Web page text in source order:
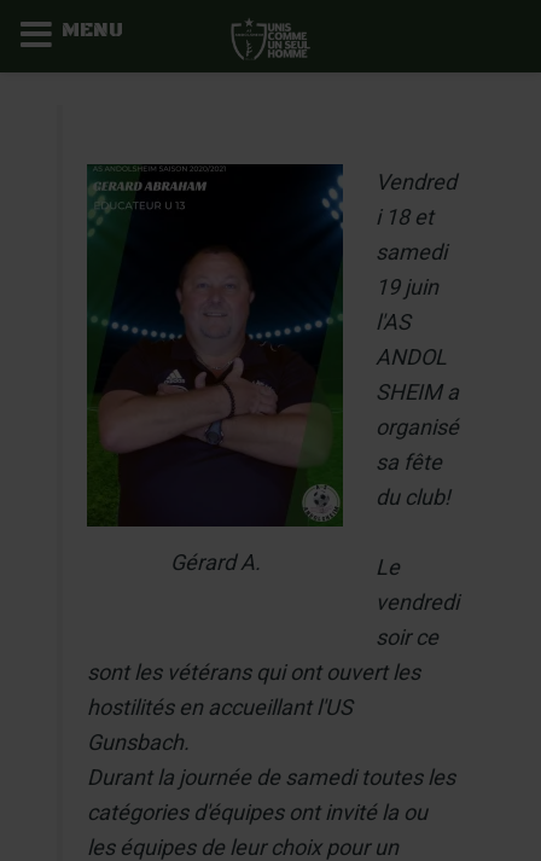
Gérard A.
Vendred
i 18 et
samedi
19 juin
l'AS
ANDOL
SHEIM a
organisé
sa fête
du club!
Le
vendredi
soir ce
sont les vétérans qui ont ouvert les
hostilités en accueillant l'US
Gunsbach.
Durant la journée de samedi toutes les
catégories d'équipes ont invité la ou
les équipes de leur choix pour un
MENU